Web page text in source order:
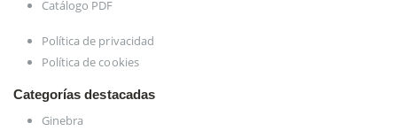
Catálogo PDF
Política de privacidad
Política de cookies
Categorías destacadas
Ginebra